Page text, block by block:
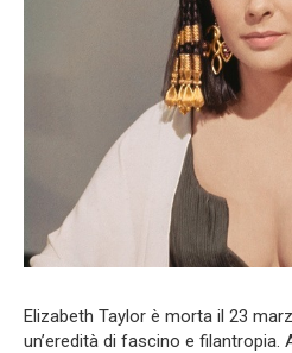
Elizabeth Taylor è morta il 23
un’eredità di fascino e filantropia.